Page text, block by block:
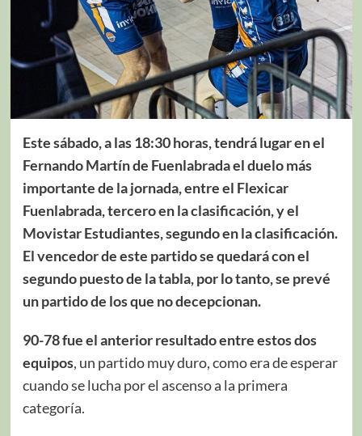
Este sábado, a las 18:30 horas, tendrá lugar en el
Fernando Martín de Fuenlabrada el duelo más
importante de la jornada, entre el Flexicar
Fuenlabrada, tercero en la clasificación, y el
Movistar Estudiantes, segundo en la clasificación.
El vencedor de este partido se quedará con el
segundo puesto de la tabla, por lo tanto, se prevé
un partido de los que no decepcionan.
90-78 fue el anterior resultado entre estos dos
equipos, un partido muy duro, como era de esperar
cuando se lucha por el ascenso a la primera
categoría.